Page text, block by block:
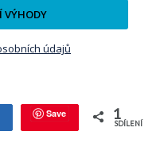
VÝHODY
údajů
Save 1
SDÍLENÍ